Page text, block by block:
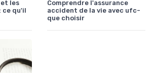
et les
ce qu'il
Comprendre l'assurance
accident de la vie avec ufc-
que choisir